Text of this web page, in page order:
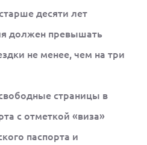
десяти лет
должен превышать
не менее, чем на три
страницы в
с отметкой «виза»
паспорта и